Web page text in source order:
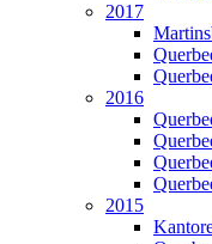
2017
2016
2015